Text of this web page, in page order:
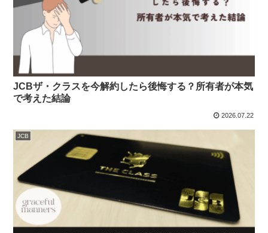
JCBザ・クラスを今解約したら後悔する？所有者が本気
で考えた結論
2026.07.22
JCB